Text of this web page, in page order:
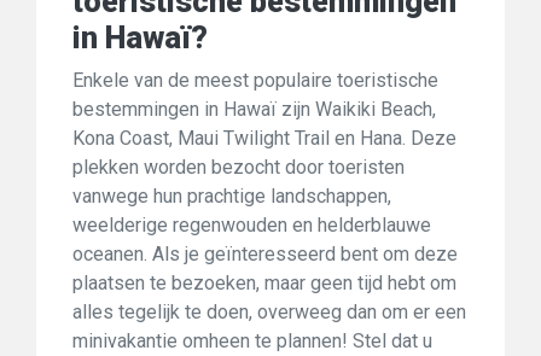
in Hawaï?
Enkele van de meest populaire toeristische
bestemmingen in Hawaï zijn Waikiki Beach,
Kona Coast, Maui Twilight Trail en Hana. Deze
plekken worden bezocht door toeristen
vanwege hun prachtige landschappen,
weelderige regenwouden en helderblauwe
oceanen. Als je geïnteresseerd bent om deze
plaatsen te bezoeken, maar geen tijd hebt om
alles tegelijk te doen, overweeg dan om er een
minivakantie omheen te plannen! Stel dat u